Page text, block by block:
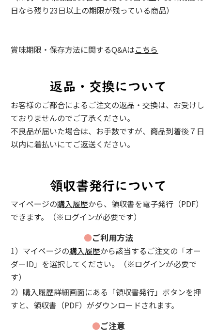
日なら残り23日以上の期限が残っている商品）
賞味期限・保存方法に関するQ&Aはこちら
お客様のご都合によるご注文の返品・交換は、お受けし
ておりませんのでご了承ください。
不良品が届いた場合は、お手数ですが、商品到着後７日
以内に着払いにてご返送ください。
マイページの購入履歴から、領収書を電子発行（PDF）
できます。（※ログインが必要です）
●ご利用方法
1）マイページの購入履歴から該当するご注文の「オー
ダーID」を選択してください。（※ログインが必要で
す）
2）購入履歴詳細画面にある「領収書発行」ボタンを押
すと、領収書（PDF）がダウンロードされます。
●ご注意